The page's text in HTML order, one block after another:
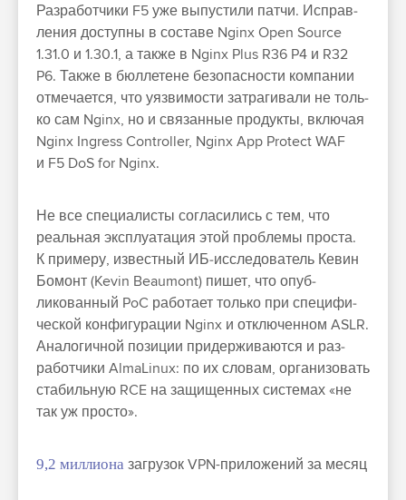
Раз­работ­чики F5 уже вы­пус­тили пат­чи. Исправ­
ления дос­тупны в сос­таве Nginx Open Source
1.31.0 и 1.30.1, а так­же в Nginx Plus R36 P4 и R32
P6. Так­же в бюл­летене безопас­ности ком­пании
отме­чает­ся, что уяз­вимос­ти зат­рагива­ли не толь­
ко сам Nginx, но и свя­зан­ные про­дук­ты, вклю­чая
Nginx Ingress Controller, Nginx App Protect WAF
и F5 DoS for Nginx.
Не все спе­циалис­ты сог­ласились с тем, что
реаль­ная экс­плу­ата­ция этой проб­лемы прос­та.
К при­меру, извес­тный ИБ‑иссле­дова­тель Кевин
Бомонт (Kevin Beaumont) пи­шет, что опуб­
ликован­ный PoC работа­ет толь­ко при спе­цифи­
чес­кой кон­фигура­ции Nginx и отклю­чен­ном ASLR.
Ана­логич­ной позиции при­дер­жива­ются и раз­
работ­чики AlmaLinux: по их сло­вам, орга­низо­вать
ста­биль­ную RCE на защищен­ных сис­темах «не
так уж прос­то».
9,2 миллиона загрузок VPN-приложений за месяц